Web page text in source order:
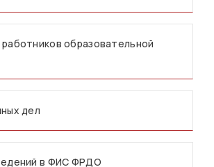
образовательной
дел
в ФИС ФРДО